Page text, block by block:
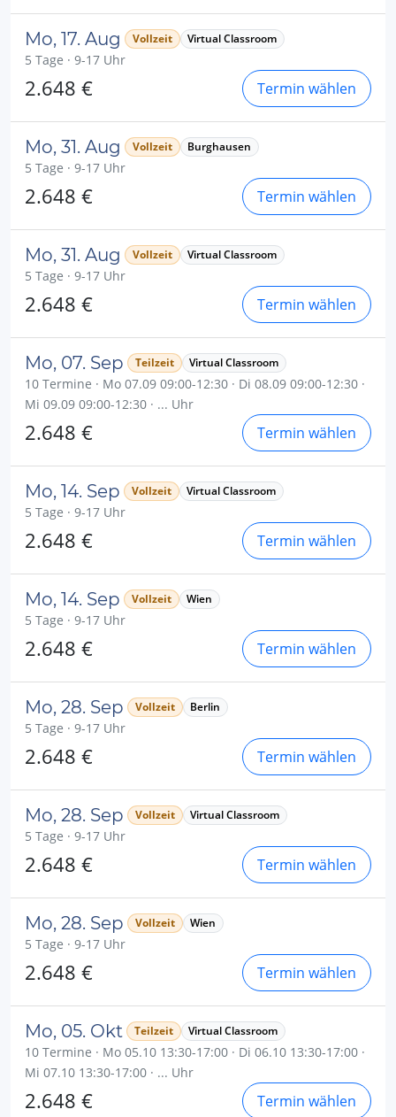
Mo, 17. Aug Vollzeit Virtual Classroom
5 Tage · 9-17 Uhr
2.648 € Termin wählen
Mo, 31. Aug Vollzeit Burghausen
5 Tage · 9-17 Uhr
2.648 € Termin wählen
Mo, 31. Aug Vollzeit Virtual Classroom
5 Tage · 9-17 Uhr
2.648 € Termin wählen
Mo, 07. Sep Teilzeit Virtual Classroom
10 Termine · Mo 07.09 09:00-12:30 · Di 08.09 09:00-12:30 ·
Mi 09.09 09:00-12:30 · ... Uhr
2.648 € Termin wählen
Mo, 14. Sep Vollzeit Virtual Classroom
5 Tage · 9-17 Uhr
2.648 € Termin wählen
Mo, 14. Sep Vollzeit Wien
5 Tage · 9-17 Uhr
2.648 € Termin wählen
Mo, 28. Sep Vollzeit Berlin
5 Tage · 9-17 Uhr
2.648 € Termin wählen
Mo, 28. Sep Vollzeit Virtual Classroom
5 Tage · 9-17 Uhr
2.648 € Termin wählen
Mo, 28. Sep Vollzeit Wien
5 Tage · 9-17 Uhr
2.648 € Termin wählen
Mo, 05. Okt Teilzeit Virtual Classroom
10 Termine · Mo 05.10 13:30-17:00 · Di 06.10 13:30-17:00 ·
Mi 07.10 13:30-17:00 · ... Uhr
2.648 € Termin wählen